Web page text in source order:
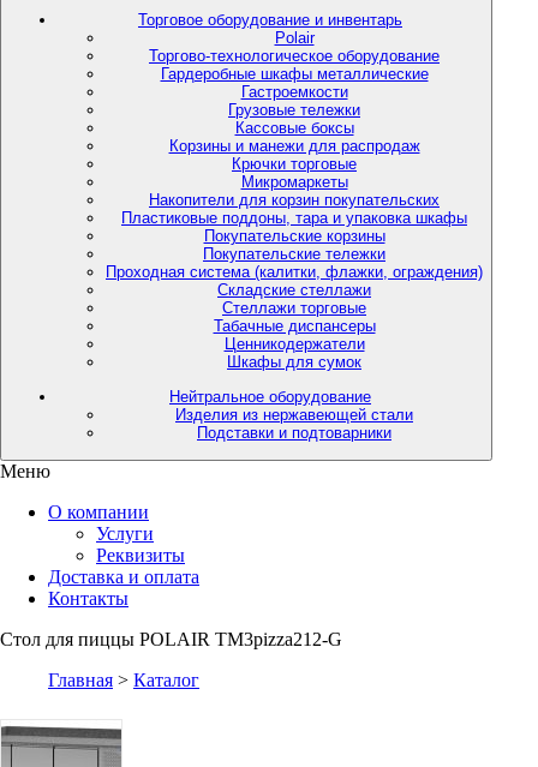
Торговое оборудование и инвентарь
Polair
Торгово-технологическое оборудование
Гардеробные шкафы металлические
Гастроемкости
Грузовые тележки
Кассовые боксы
Корзины и манежи для распродаж
Крючки торговые
Микромаркеты
Накопители для корзин покупательских
Пластиковые поддоны, тара и упаковка шкафы
Покупательские корзины
Покупательские тележки
Проходная система (калитки, флажки, ограждения)
Складские стеллажи
Стеллажи торговые
Табачные диспансеры
Ценникодержатели
Шкафы для сумок
Нейтральное оборудование
Изделия из нержавеющей стали
Подставки и подтоварники
Меню
О компании
Услуги
Реквизиты
Доставка и оплата
Контакты
Стол для пиццы POLAIR TM3pizza212-G
Главная > Каталог